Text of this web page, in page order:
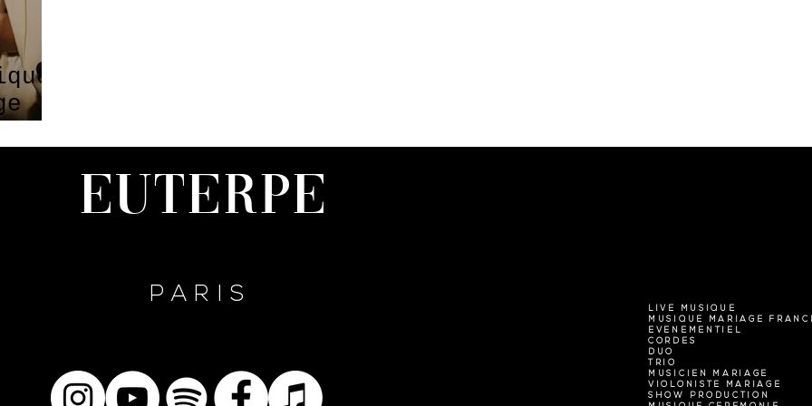
Euterpe
PARIS
LIVE MUSIQUE
MUSIQUE MARIAGE
EVENEMENTIEL
CORDES
DUO
TRIO
MUSICIEN MARIAGE
VIOLONISTE MARIAGE
SHOW PRODUCTION